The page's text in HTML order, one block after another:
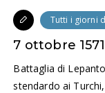
Tutti i giorni
7 ottobre 1571
Battaglia di
stendardo ai